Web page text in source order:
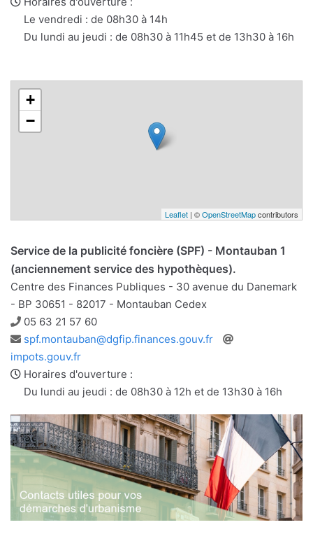
Le vendredi : de 08h30 à 14h
Du lundi au jeudi : de 08h30 à 11h45 et de 13h30 à 16h
+
−
Leaflet | ©OpenStreetMapcontributors
Service de la publicité foncière (SPF) - Montauban 1
(anciennement service des hypothèques).
Centre des Finances Publiques - 30 avenue du Danemark
- BP 30651 - 82017 - Montauban Cedex
Téléphone
05 63 21 57 60
Adresse
e-
mail
spf.montauban@dgfip.finances.gouv.fr
impots.gouv.fr
Horaires d'ouverture :
Du lundi au jeudi : de 08h30 à 12h et de 13h30 à 16h